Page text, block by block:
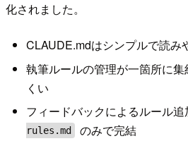
化されました。
CLAUDE.mdはシンプルで読み
執筆ルールの管理が一箇所に
くい
フィードバックによるルール追
rules.md
のみで完結